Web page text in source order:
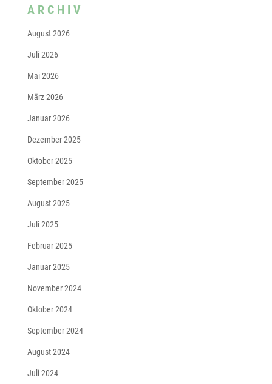
ARCHIV
August 2026
Juli 2026
Mai 2026
März 2026
Januar 2026
Dezember 2025
Oktober 2025
September 2025
August 2025
Juli 2025
Februar 2025
Januar 2025
November 2024
Oktober 2024
September 2024
August 2024
Juli 2024